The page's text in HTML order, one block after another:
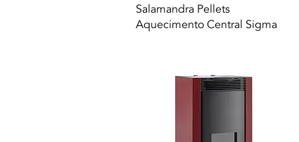
Vista rapida
Salamandra Pellets
Aquecimento Central Sigma